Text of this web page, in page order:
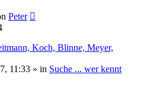
Peter
Koch, Blinne, Meyer,
11:33 » in Suche ... wer kennt